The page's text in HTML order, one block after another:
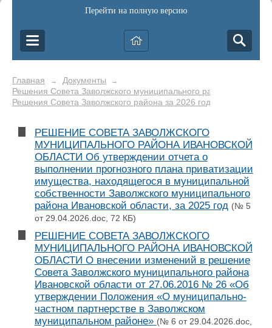
Перейти на полную версию
Главная → Документы →
Решения Совета Заволжского муниципального района
Решения Совета Заволжского района за 2026 год
РЕШЕНИЕ СОВЕТА ЗАВОЛЖСКОГО
МУНИЦИПАЛЬНОГО РАЙОНА ИВАНОВСКОЙ
ОБЛАСТИ Об утверждении отчета о
выполнении прогнозного плана приватизации
имущества, находящегося в муниципальной
собственности Заволжского муниципального
района Ивановской области, за 2025 год (№ 5
от 29.04.2026.doc, 72 КБ)
РЕШЕНИЕ СОВЕТА ЗАВОЛЖСКОГО
МУНИЦИПАЛЬНОГО РАЙОНА ИВАНОВСКОЙ
ОБЛАСТИ О внесении изменений в решение
Совета Заволжского муниципального района
Ивановской области от 27.06.2016 № 26 «Об
утверждении Положения «О муниципально-
частном партнерстве в Заволжском
муниципальном районе» (№ 6 от 29.04.2026.doc,